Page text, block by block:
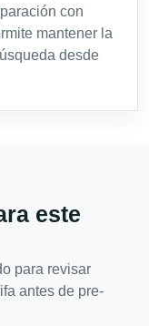
con
mantener la
desde
este
para revisar
antes de pre-